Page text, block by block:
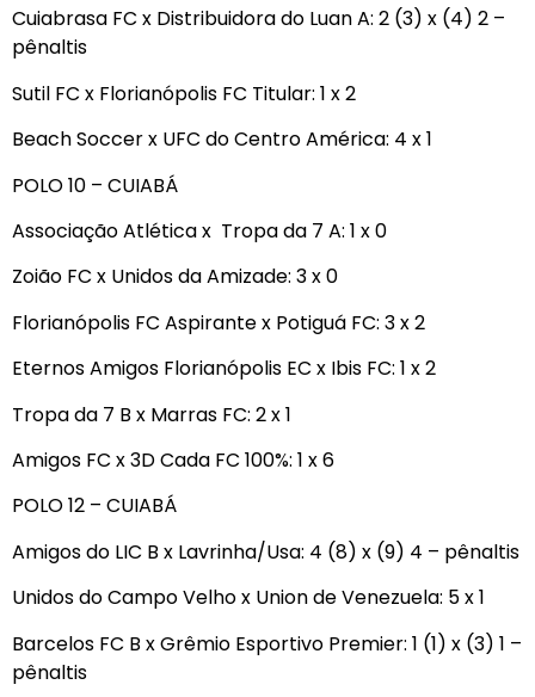
Cuiabrasa FC x Distribuidora do Luan A: 2 (3) x (4) 2 –
pênaltis
Sutil FC x Florianópolis FC Titular: 1 x 2
Beach Soccer x UFC do Centro América: 4 x 1
POLO 10 – CUIABÁ
Associação Atlética x Tropa da 7 A: 1 x 0
Zoião FC x Unidos da Amizade: 3 x 0
Florianópolis FC Aspirante x Potiguá FC: 3 x 2
Eternos Amigos Florianópolis EC x Ibis FC: 1 x 2
Tropa da 7 B x Marras FC: 2 x 1
Amigos FC x 3D Cada FC 100%: 1 x 6
POLO 12 – CUIABÁ
Amigos do LIC B x Lavrinha/Usa: 4 (8) x (9) 4 – pênaltis
Unidos do Campo Velho x Union de Venezuela: 5 x 1
Barcelos FC B x Grêmio Esportivo Premier: 1 (1) x (3) 1 –
pênaltis